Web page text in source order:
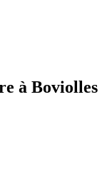
à Boviolles